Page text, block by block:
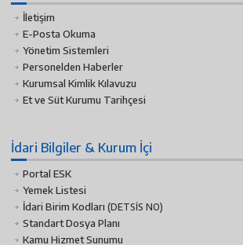
İletişim
E-Posta Okuma
Yönetim Sistemleri
Personelden Haberler
Kurumsal Kimlik Kılavuzu
Et ve Süt Kurumu Tarihçesi
İdari Bilgiler & Kurum İçi
Portal ESK
Yemek Listesi
İdari Birim Kodları (DETSİS NO)
Standart Dosya Planı
Kamu Hizmet Sunumu